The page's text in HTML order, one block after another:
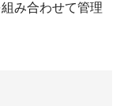
み合わせて管理